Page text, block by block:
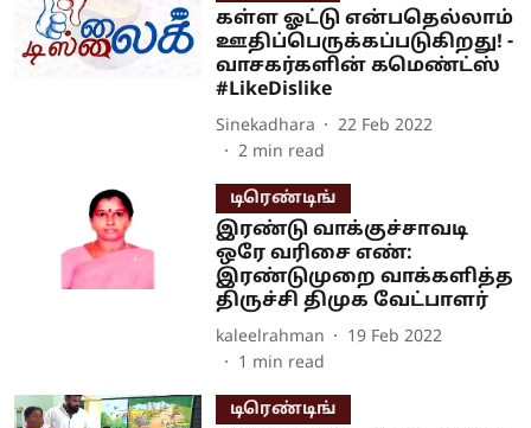
கள்ள ஓட்டு என்பதெல்லாம்
ஊதிப்பெருக்கப்படுகிறது! -
வாசகர்களின் கமெண்ட்ஸ்
#LikeDislike
Sinekadhara
22 Feb 2022
2 min read
டிரெண்டிங்
இரண்டு வாக்குச்சாவடி
ஒரே வரிசை எண்:
இரண்டுமுறை வாக்களித்த
திருச்சி திமுக வேட்பாளர்
kaleelrahman
19 Feb 2022
1 min read
டிரெண்டிங்